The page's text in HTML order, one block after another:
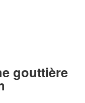
gouttière